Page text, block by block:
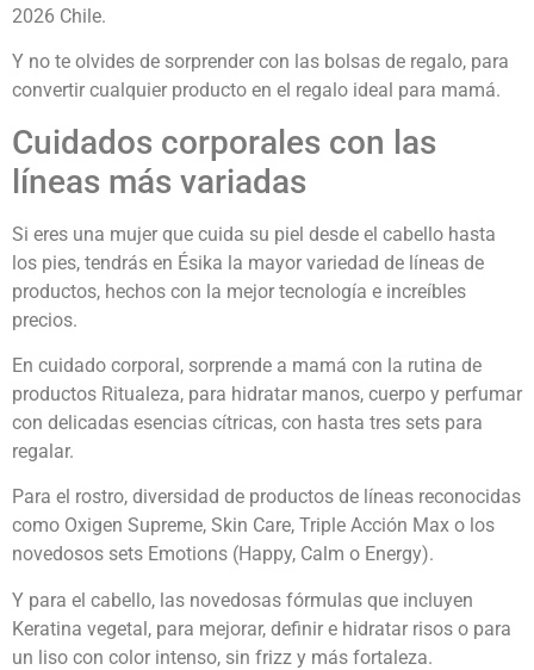
2026 Chile.
Y no te olvides de sorprender con las bolsas de regalo, para
convertir cualquier producto en el regalo ideal para mamá.
Cuidados corporales con las
líneas más variadas
Si eres una mujer que cuida su piel desde el cabello hasta
los pies, tendrás en Ésika la mayor variedad de líneas de
productos, hechos con la mejor tecnología e increíbles
precios.
En cuidado corporal, sorprende a mamá con la rutina de
productos Ritualeza, para hidratar manos, cuerpo y perfumar
con delicadas esencias cítricas, con hasta tres sets para
regalar.
Para el rostro, diversidad de productos de líneas reconocidas
como Oxigen Supreme, Skin Care, Triple Acción Max o los
novedosos sets Emotions (Happy, Calm o Energy).
Y para el cabello, las novedosas fórmulas que incluyen
Keratina vegetal, para mejorar, definir e hidratar risos o para
un liso con color intenso, sin frizz y más fortaleza.